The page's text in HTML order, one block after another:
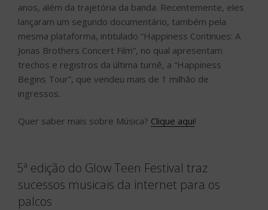
anos, além da trajetória da banda. Recentemente, eles
lançaram um segundo documentário, também pela
mesma plataforma, intitulado “Happiness Continues: A
Jonas Brothers Concert Film”, no qual apresentam
trechos e registros da última turnê, a “Happiness
Begins Tour”, que vendeu mais de 1 milhão de
ingressos.
Quer saber mais sobre Música? Clique aqui!
5ª edição do Glow Teen Festival traz
sucessos musicais da internet para os
palcos